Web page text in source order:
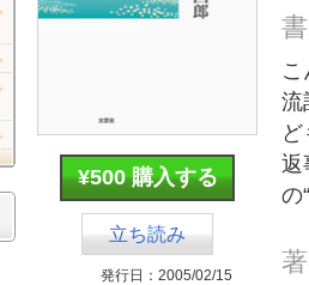
¥500 購入する
立ち読み
発行日： 2005/02/15
流
返
の